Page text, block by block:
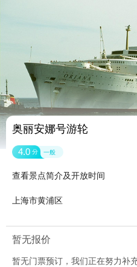
奥丽安娜号游轮
4.0 分 一般
查看景点简介及开放时间
上海市黄浦区
暂无报价
暂无门票预订，我们正在努力补